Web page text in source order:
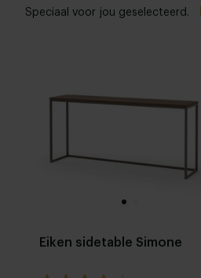
Speciaal voor jou geselecteerd.
Eiken sidetable Simone